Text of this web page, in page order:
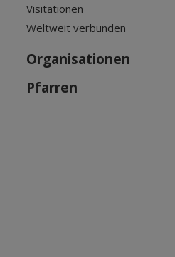
Visitationen
Weltweit verbunden
Organisationen
Pfarren